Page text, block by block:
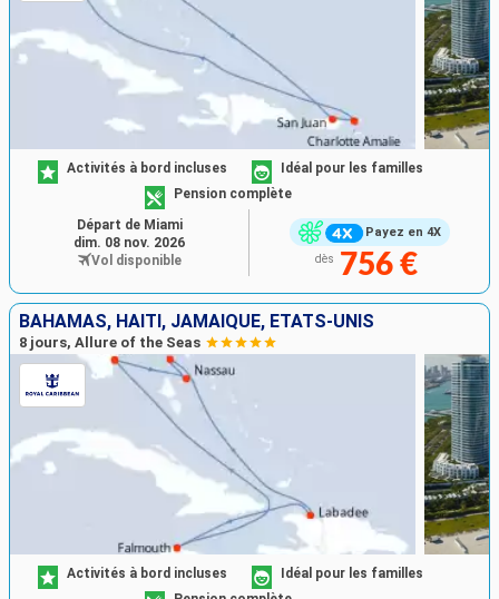
Payez en 4X
Activités à bord incluses
Idéal pour les familles
Pension complète
dès 756 €
Départ de Miami
dim. 08 nov. 2026
Vol disponible
BAHAMAS, HAÏTI, JAMAÏQUE, ÉTATS-UNIS
8 jours, Allure of the Seas
Activités à bord incluses
Idéal pour les familles